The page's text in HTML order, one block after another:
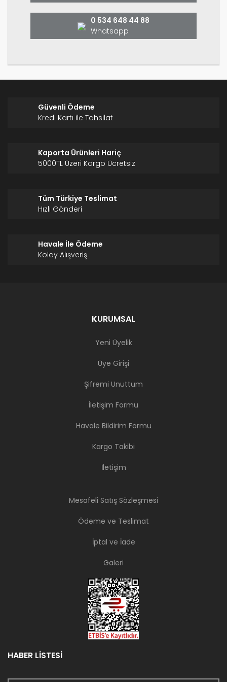
0 534 648 44 88
Whatsapp
Güvenli Ödeme
Kredi Kartı ile Tahsilat
Kaporta Ürünleri Hariç
5000TL Üzeri Kargo Ücretsiz
Tüm Türkiye Teslimat
Hızlı Gönderi
Havale İle Ödeme
Kolay Alışveriş
KURUMSAL
Yeni Üyelik
Üye Girişi
Şifremi Unuttum
İletişim Formu
Havale Bildirim Formu
Kargo Takibi
İletişim
Mesafeli Satış Sözleşmesi
Ödeme ve Teslimat
İptal ve İade
Galeri
HABER LİSTESİ